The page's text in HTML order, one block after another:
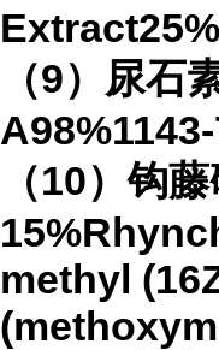
Extract25%
（9）尿
（10）钩
methyl